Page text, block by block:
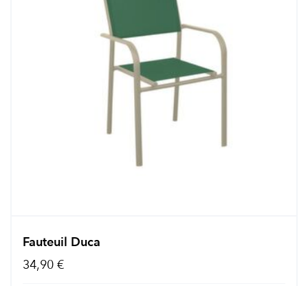
Fauteuil Duca
34,90 €